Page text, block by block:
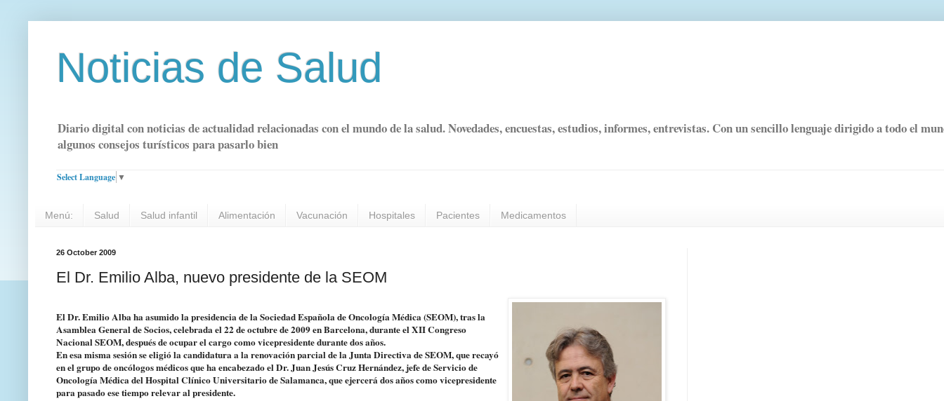
Noticias de Salud
Diario digital con noticias de actualidad relacionadas con el mundo de la salud. Novedades, encuestas, estudios, informes, entrevistas. Con un sencillo lenguaje dirigido a todo el
algunos consejos turísticos para pasarlo bien
Select Language ▼
Menú: Salud Salud infantil Alimentación Vacunación Hospitales Pacientes Medicamentos
26 October 2009
El Dr. Emilio Alba, nuevo presidente de la SEOM
El Dr. Emilio Alba ha asumido la presidencia de la Sociedad Española de Oncología Médica (SEOM), tras la
Asamblea General de Socios, celebrada el 22 de octubre de 2009 en Barcelona, durante el XII Congreso
Nacional SEOM, después de ocupar el cargo como vicepresidente durante dos años.
En esa misma sesión se eligió la candidatura a la renovación parcial de la Junta Directiva de SEOM, que recayó
en el grupo de oncólogos médicos que ha encabezado el Dr. Juan Jesús Cruz Hernández, jefe de Servicio de
Oncología Médica del Hospital Clínico Universitario de Salamanca, que ejercerá dos años como vicepresidente
para pasado ese tiempo relevar al presidente.